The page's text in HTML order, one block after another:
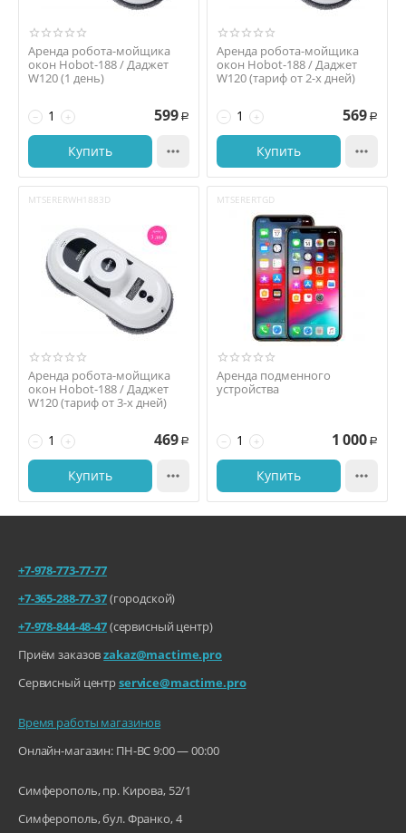
Аренда робота-мойщика
окон Hobot-188 / Даджет
W120 (1 день)
+
− 599 Р
Купить 
Аренда робота-мойщика
окон Hobot-188 / Даджет
W120 (тариф от 2-х дней)
+
− 569 Р
Купить 
MTSERERWH1883D
Аренда робота-мойщика
окон Hobot-188 / Даджет
W120 (тариф от 3-х дней)
+
− 469 Р
Купить 
MTSERERTGD
Аренда подменного
устройства
+
− 1 000 Р
Купить 
+7-978-773-77-77
+7-365-288-77-37(городской)
+7-978-844-48-47(сервисный центр)
Приём заказовzakaz@mactime.pro
Сервисный центрservice@mactime.pro
Время работы магазинов
Онлайн-магазин: ПН-ВС 9:00 — 00:00
Симферополь, пр. Кирова, 52/1
Симферополь, бул. Франко, 4